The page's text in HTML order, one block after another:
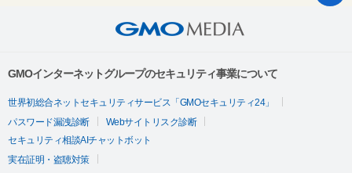
GMOインターネットグループのセキュリティ事業について
世界初総合ネットセキュリティサービス「GMOセキュリティ24」
パスワード漏洩診断
Webサイトリスク診断
セキュリティ相談AIチャットボット
実在証明・盗聴対策